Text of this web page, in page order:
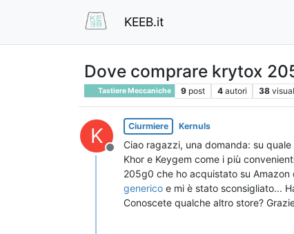
KEEB.it
Dove comprare krytox
Tastiere Meccaniche 9 post 4 autori 38
K
Non in linea
Ciurmiere Kernuls
Ciao ragazzi, una domanda: su
Khor e Keygem come i più
205g0 che ho acquistato su
generico e mi è stato sconsigliato...
Conoscete qualche altro store?